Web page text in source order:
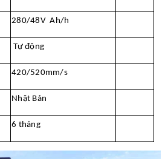
280/48V Ah/h
Tự động
420/520mm/s
Nhật Bản
6 tháng